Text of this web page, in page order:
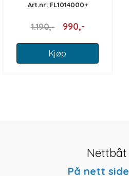
Art.nr: FL1014000+
1.190,- 990,-
Kjøp
Nettbåt
På nett